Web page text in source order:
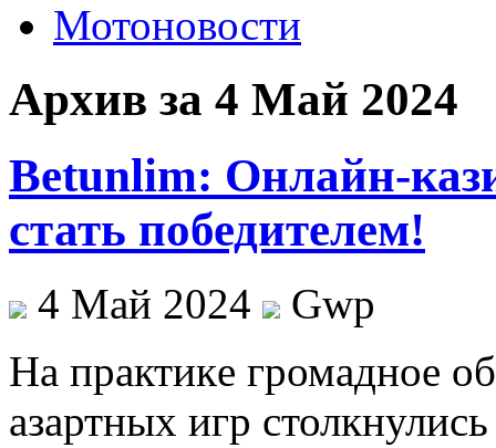
Мотоновости
Архив за 4 Май 2024
Betunlim: Онлайн-
стать победителем!
4 Май 2024
Gwp
Нa прaктикe громадное
азартных игр